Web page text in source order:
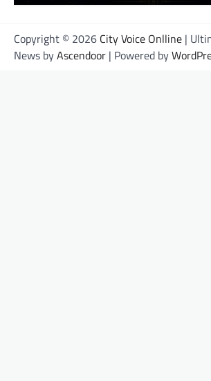
Copyright © 2026 City Voice Onlline |
News byAscendoor | Powered by